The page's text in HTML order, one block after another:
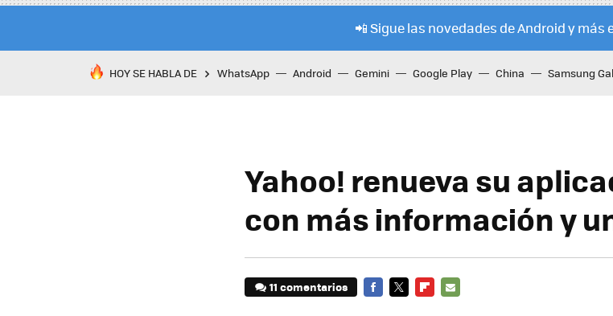
📲 Sigue las novedades de Android y más
HOY SE HABLA DE WhatsApp Android Gemini Google Play China Samsung
Yahoo! renueva su
con más información y
11 comentarios